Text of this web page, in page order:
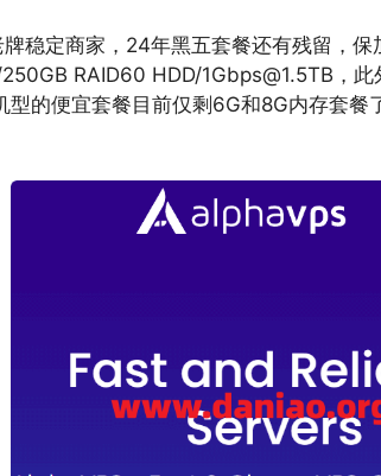
稳定商家，24年黑五套餐还有残留，
RAID60 HDD/1Gbps@1.5TB ，
的便宜套餐目前仅剩6G和8G内存套餐